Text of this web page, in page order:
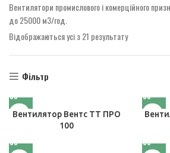
Вентилятори промислового і комерційного
до 25000 м3/год.
Відображаються усі з 21 результату
Фільтр
Вентилятор Вентс ТТ ПРО
100